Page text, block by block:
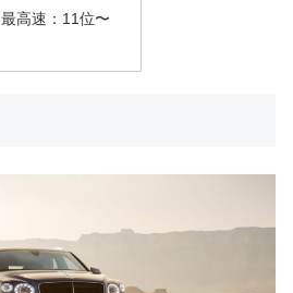
最高速：11位〜